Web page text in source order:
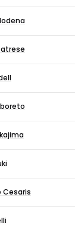
Cesaris